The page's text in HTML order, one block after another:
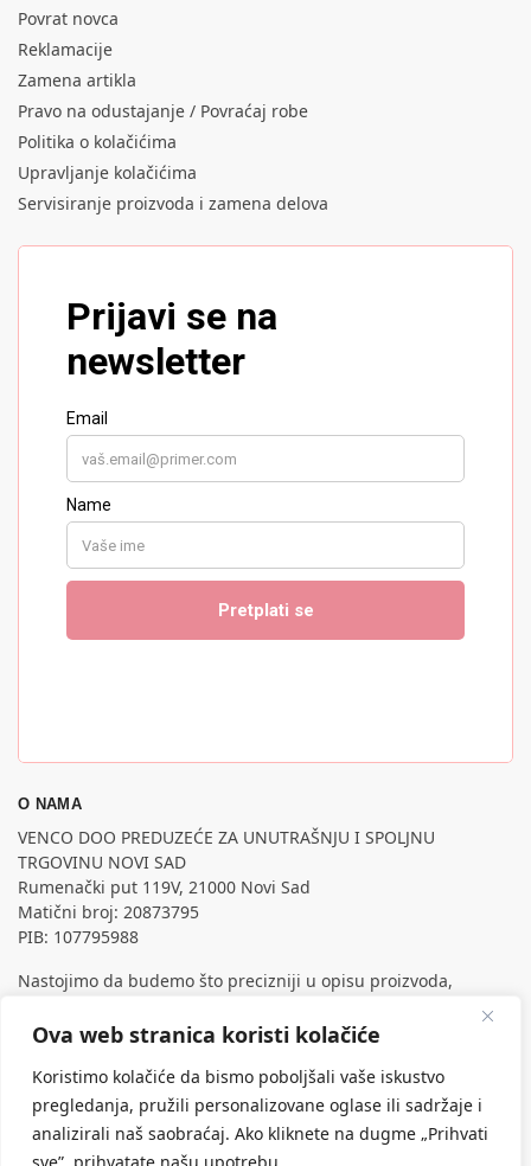
Ova web stranica koristi kolačiće
Koristimo kolačiće da bismo poboljšali vaše iskustvo
pregledanja, pružili personalizovane oglase ili sadržaje i
analizirali naš saobraćaj. Ako kliknete na dugme „Prihvati
Povrat novca
Reklamacije
Zamena artikla
Pravo na odustajanje / Povraćaj robe
Politika o kolačićima
Upravljanje kolačićima
Servisiranje proizvoda i zamena delova
O NAMA
VENCO DOO PREDUZEĆE ZA UNUTRAŠNJU I SPOLJNU
TRGOVINU NOVI SAD
Rumenački put 119V, 21000 Novi Sad
Matični broj: 20873795
PIB: 107795988
Nastojimo da budemo što precizniji u opisu proizvoda,
prikazu slika i samih cena, ali ne možemo garantovati da su
sve informacije kompletne i bez grešaka.
podrazumeva da su dostupni u svakom trenutku.